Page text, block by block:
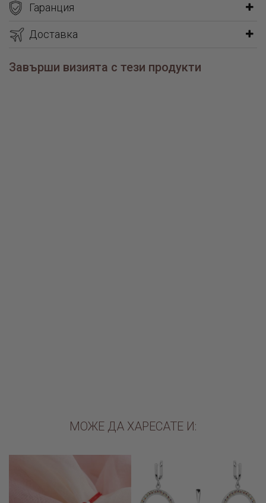
Гаранция
Доставка
Завърши визията с тези продукти
МОЖЕ ДА ХАРЕСАТЕ И: